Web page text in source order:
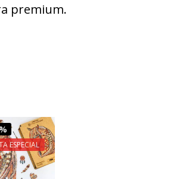
premium.
ESPECIAL